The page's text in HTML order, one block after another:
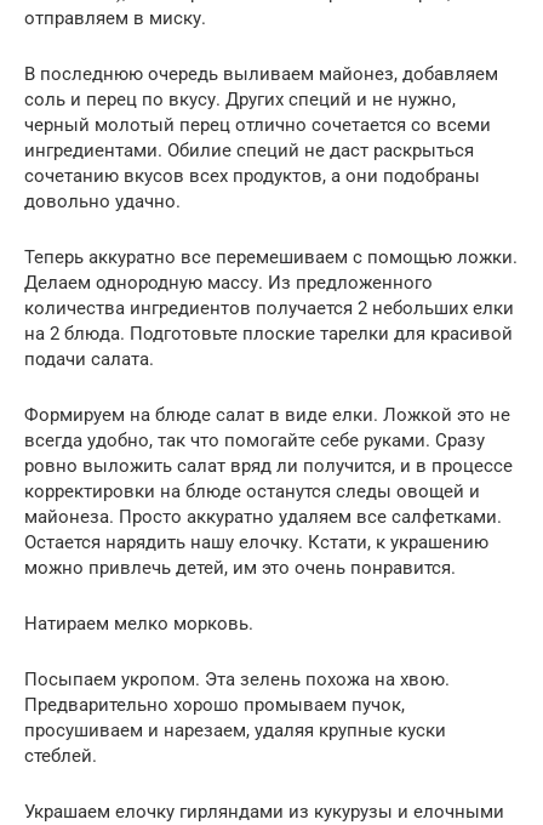
отправляем в миску.
В последнюю очередь выливаем майонез, добавляем
соль и перец по вкусу. Других специй и не нужно,
черный молотый перец отлично сочетается со всеми
ингредиентами. Обилие специй не даст раскрыться
сочетанию вкусов всех продуктов, а они подобраны
довольно удачно.
Теперь аккуратно все перемешиваем с помощью ложки.
Делаем однородную массу. Из предложенного
количества ингредиентов получается 2 небольших елки
на 2 блюда. Подготовьте плоские тарелки для красивой
подачи салата.
Формируем на блюде салат в виде елки. Ложкой это не
всегда удобно, так что помогайте себе руками. Сразу
ровно выложить салат вряд ли получится, и в процессе
корректировки на блюде останутся следы овощей и
майонеза. Просто аккуратно удаляем все салфетками.
Остается нарядить нашу елочку. Кстати, к украшению
можно привлечь детей, им это очень понравится.
Натираем мелко морковь.
Посыпаем укропом. Эта зелень похожа на хвою.
Предварительно хорошо промываем пучок,
просушиваем и нарезаем, удаляя крупные куски
стеблей.
Украшаем елочку гирляндами из кукурузы и елочными